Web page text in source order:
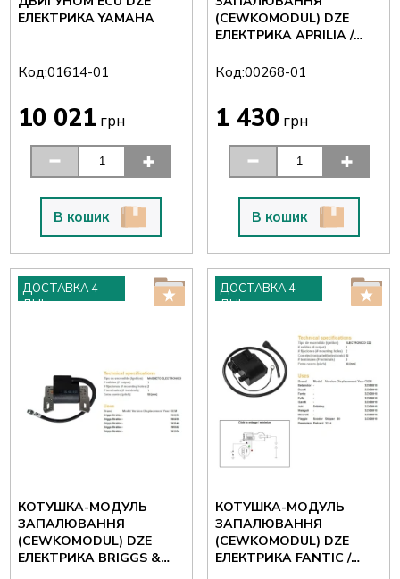
ЕЛЕКТРИКА YAMAHA
Код:01614-01
10 021грн
В кошик
(CEWKOMODUL) DZE
ЕЛЕКТРИКА APRILIA /
Код:00268-01
1 430 грн
В кошик
ДОСТАВКА 4
ДНІ
КОТУШКА-МОДУЛЬ
ЗАПАЛЮВАННЯ
(CEWKOMODUL) DZE
ЕЛЕКТРИКА BRIGGS &
ДОСТАВКА 4
ДНІ
КОТУШКА-МОДУЛЬ
ЗАПАЛЮВАННЯ
(CEWKOMODUL) DZE
ЕЛЕКТРИКА FANTIC /